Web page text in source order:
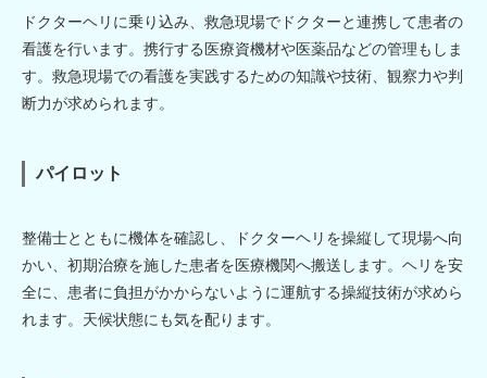
ドクターヘリに乗り込み、救急現場でドクターと連携して患者の
看護を行います。携行する医療資機材や医薬品などの管理もしま
す。救急現場での看護を実践するための知識や技術、観察力や判
断力が求められます。
パイロット
整備士とともに機体を確認し、ドクターヘリを操縦して現場へ向
かい、初期治療を施した患者を医療機関へ搬送します。ヘリを安
全に、患者に負担がかからないように運航する操縦技術が求めら
れます。天候状態にも気を配ります。